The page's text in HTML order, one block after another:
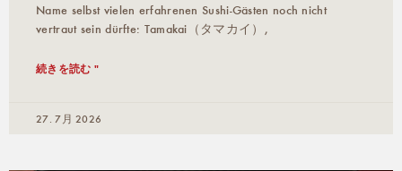
Name selbst vielen erfahrenen Sushi-Gästen noch nicht
vertraut sein dürfte: Tamakai（タマカイ）,
続きを読む "
27. 7月 2026